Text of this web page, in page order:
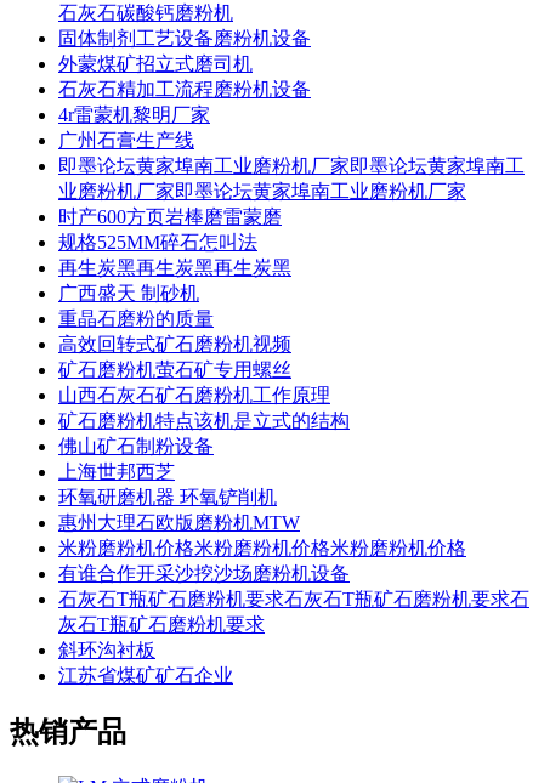
石灰石碳酸钙磨粉机
固体制剂工艺设备磨粉机设备
外蒙煤矿招立式磨司机
石灰石精加工流程磨粉机设备
4r雷蒙机黎明厂家
广州石膏生产线
即墨论坛黄家埠南工业磨粉机厂家即墨论坛黄家埠南工
业磨粉机厂家即墨论坛黄家埠南工业磨粉机厂家
时产600方页岩棒磨雷蒙磨
规格525MM碎石怎叫法
再生炭黑再生炭黑再生炭黑
广西盛天 制砂机
重晶石磨粉的质量
高效回转式矿石磨粉机视频
矿石磨粉机萤石矿专用螺丝
山西石灰石矿石磨粉机工作原理
矿石磨粉机特点该机是立式的结构
佛山矿石制粉设备
上海世邦西芝
环氧研磨机器 环氧铲削机
惠州大理石欧版磨粉机MTW
米粉磨粉机价格米粉磨粉机价格米粉磨粉机价格
有谁合作开采沙挖沙场磨粉机设备
石灰石T瓶矿石磨粉机要求石灰石T瓶矿石磨粉机要求石
灰石T瓶矿石磨粉机要求
斜环沟衬板
江苏省煤矿矿石企业
热销产品